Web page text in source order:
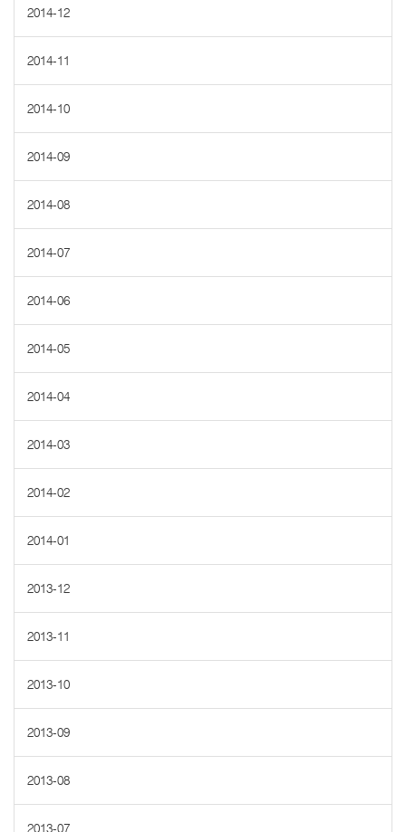
2014-12
2014-11
2014-10
2014-09
2014-08
2014-07
2014-06
2014-05
2014-04
2014-03
2014-02
2014-01
2013-12
2013-11
2013-10
2013-09
2013-08
2013-07